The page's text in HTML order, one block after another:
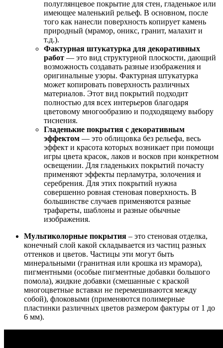
полуглянцевое покрытие для стен, гладенькое или
имеющее маленький рельеф. В основном, после
того как нанесли поверхность копирует камень
природный (мрамор, оникс, гранит, малахит и
т.д.).
Фактурная штукатурка для декоративных
работ — это вид структурной плоскости, дающий
возможность создавать разные изображения и
оригинальные узоры. Фактурная штукатурка
может копировать поверхность различных
материалов. Этот вид покрытий подходит
полностью для всех интерьеров благодаря
цветовому многообразию и подходящему выбору
тиснения.
Гладенькие покрытия с декоративным
эффектом — это облицовка без рельефа, весь
эффект и красота которых возникает при помощи
игры цвета красок, лаков и восков при конкретном
освещении. Для гладеньких покрытий почасту
применяют эффекты перламутра, золочения и
серебрения. Для этих покрытий нужна
совершенно ровная стеновая поверхность. В
большинстве случаев применяются разные
трафареты, шаблоны и разные обычные
изображения.
Мультиколорные покрытия – это стеновая отделка,
конечный слой какой складывается из частиц разных
оттенков и цветов. Частицы эти могут быть
минеральными (гранитная или крошка из мрамора),
пигментными (особые пигментные добавки большого
помола), жидкие добавки (смешанные с краской
многоцветные вставки не перемешиваются между
собой), флоковыми (применяются полимерные
пластинки различных цветов размером фактуры от 1 до
6 мм).